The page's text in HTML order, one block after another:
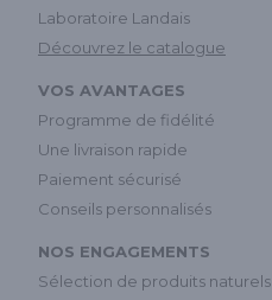
Laboratoire Landais
Découvrez le catalogue
VOS AVANTAGES
Programme de fidélité
Une livraison rapide
Paiement sécurisé
Conseils personnalisés
NOS ENGAGEMENTS
Sélection de produits naturels